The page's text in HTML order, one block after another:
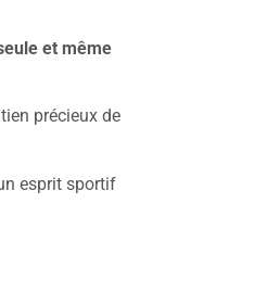
et même
précieux de
esprit sportif